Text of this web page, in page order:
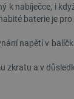
nabíječce, i
baterie je
napětí v
zkratu a v
k rozlišení mezi
podávat platné zprávy
k uložení
stránkách, čímž je
získání souhlasu pro